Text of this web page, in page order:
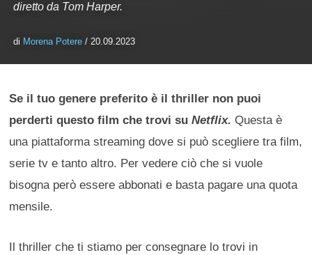
diretto da Tom Harper.
di Morena Potere / 20.09.2023
Se il tuo genere preferito è il thriller non puoi
perderti questo film che trovi suNetflix. Questa è
una piattaforma streaming dove si può scegliere tra film,
serie tv e tanto altro. Per vedere ciò che si vuole
bisogna però essere abbonati e basta pagare una quota
mensile.
Il thriller che ti stiamo per consegnare lo trovi in